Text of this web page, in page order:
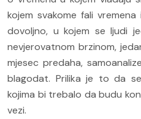
kojem svakome fali
dovoljno, u kojem se ljudi
nevjerovatnom brzinom,
mjesec predaha,
blagodat. Prilika je to da
kojima bi trebalo da budu
vezi.